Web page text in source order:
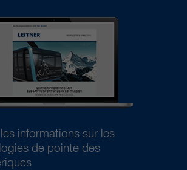
informations sur les
de pointe des